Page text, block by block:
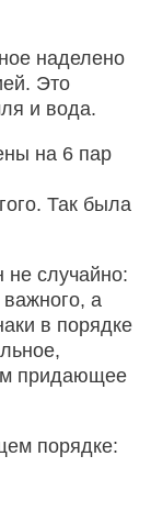
наделено
Это
и вода.
на 6 пар
Так была
не случайно:
а
в порядке
придающее
порядке: